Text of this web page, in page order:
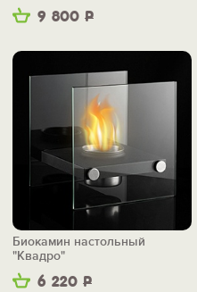
9 800 Р
6 220 Р
Биокамин настольный
"Квадро"